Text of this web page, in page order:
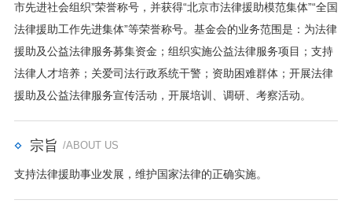
市先进社会组织”荣誉称号，并获得“北京市法律援助模范集体”“全国
法律援助工作先进集体”等荣誉称号。基金会的业务范围是：为法律
援助及公益法律服务募集资金；组织实施公益法律服务项目；支持
法律人才培养；关爱司法行政系统干警；资助困难群体；开展法律
援助及公益法律服务宣传活动，开展培训、调研、考察活动。
宗旨 /ABOUT US
支持法律援助事业发展，维护国家法律的正确实施。